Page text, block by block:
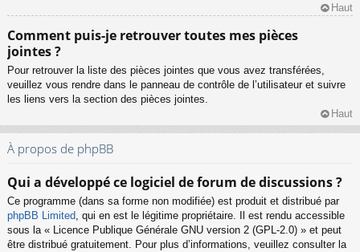
Haut
Comment puis-je retrouver toutes mes pièces
jointes ?
Pour retrouver la liste des pièces jointes que vous avez transférées,
veuillez vous rendre dans le panneau de contrôle de l’utilisateur et suivre
les liens vers la section des pièces jointes.
Haut
À propos de phpBB
Qui a développé ce logiciel de forum de discussions ?
Ce programme (dans sa forme non modifiée) est produit et distribué par
phpBB Limited, qui en est le légitime propriétaire. Il est rendu accessible
sous la « Licence Publique Générale GNU version 2 (GPL-2.0) » et peut
être distribué gratuitement. Pour plus d’informations, veuillez consulter la